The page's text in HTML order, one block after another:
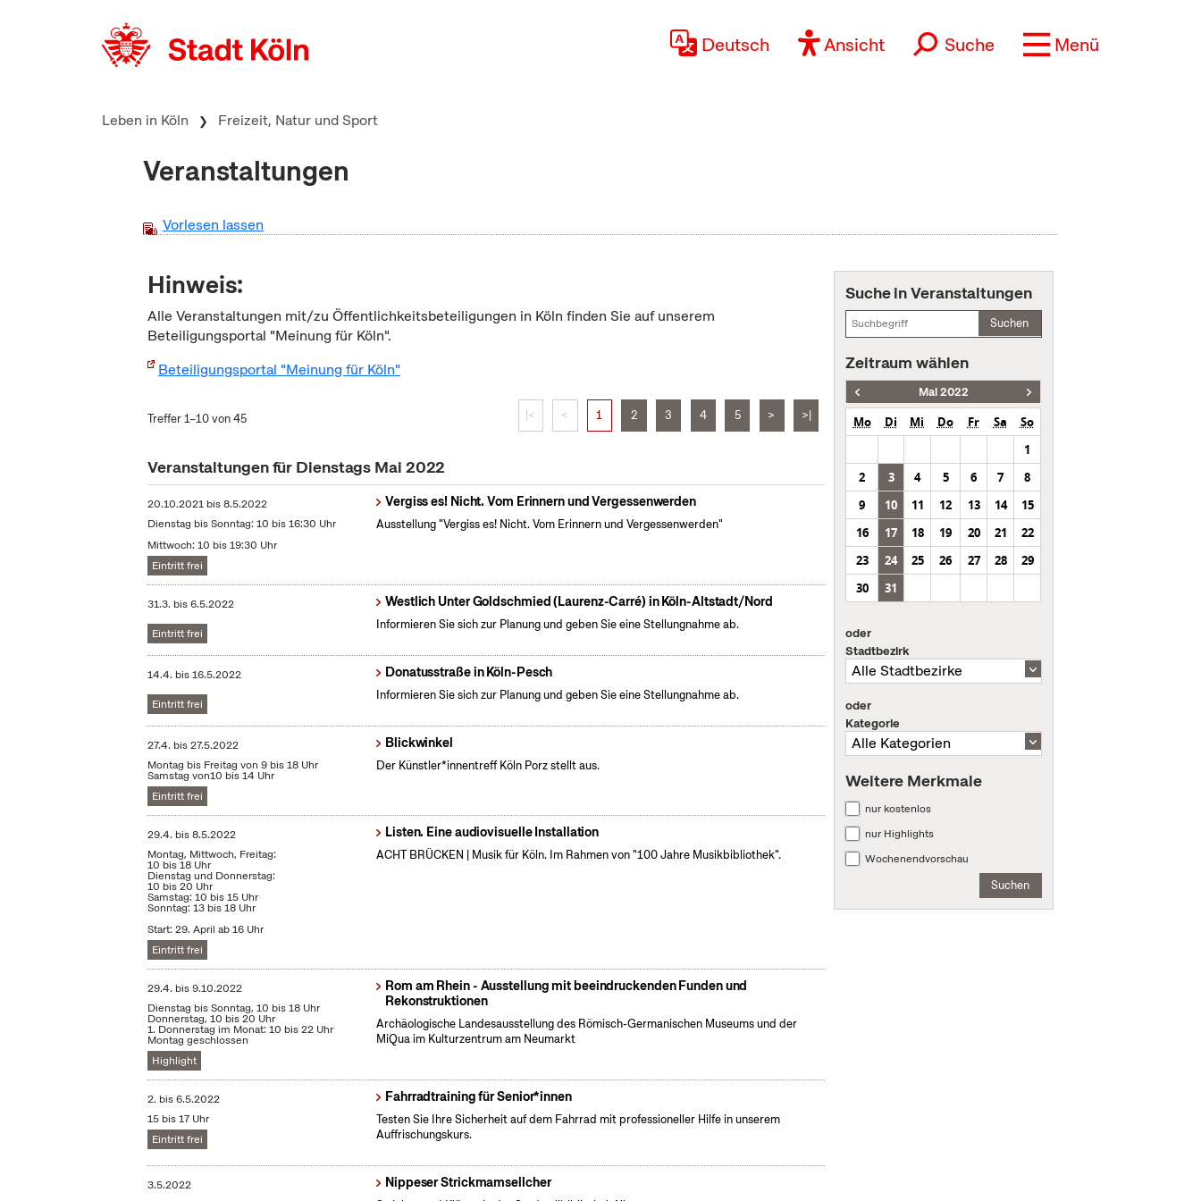
Deutsch Ansicht Suche Menü
Leben in Köln Freizeit, Natur und Sport
Veranstaltungen
Vorlesen lassen
Hinweis:
Alle Veranstaltungen mit/zu Öffentlichkeitsbeteiligungen in Köln finden Sie auf unserem
Beteiligungsportal "Meinung für Köln".
Beteiligungsportal "Meinung für Köln"
Treffer 1–10 von 45 |< < 1 2 3 4 5 > >|
Veranstaltungen für Dienstags Mai 2022
20.10.2021 bis8.5.2022
Dienstag bis Sonntag: 10 bis 16:30 Uhr
Mittwoch: 10 bis 19:30 Uhr
Eintritt frei
Vergiss es! Nicht. Vom Erinnern und Vergessenwerden
Ausstellung "Vergiss es! Nicht. Vom Erinnern und Vergessenwerden"
31.3. bis6.5.2022
Eintritt frei
Westlich Unter Goldschmied (Laurenz-Carré) in Köln-Altstadt/Nord
Informieren Sie sich zur Planung und geben Sie eine Stellungnahme ab.
14.4. bis16.5.2022
Eintritt frei
Donatusstraße in Köln-Pesch
Informieren Sie sich zur Planung und geben Sie eine Stellungnahme ab.
27.4. bis27.5.2022
Montag bis Freitag von 9 bis 18 Uhr
Samstag von10 bis 14 Uhr
Eintritt frei
Blickwinkel
Der Künstler*innentreff Köln Porz stellt aus.
29.4. bis8.5.2022
Montag, Mittwoch, Freitag:
10 bis 18 Uhr
Dienstag und Donnerstag:
10 bis 20 Uhr
Samstag: 10 bis 15 Uhr
Sonntag: 13 bis 18 Uhr
Start: 29. April ab 16 Uhr
Eintritt frei
Listen. Eine audiovisuelle Installation
ACHT BRÜCKEN | Musik für Köln. Im Rahmen von "100 Jahre Musikbibliothek".
29.4. bis9.10.2022
Dienstag bis Sonntag, 10 bis 18 Uhr
Donnerstag, 10 bis 20 Uhr
1. Donnerstag im Monat: 10 bis 22 Uhr
Montag geschlossen
Highlight
Rom am Rhein - Ausstellung mit beeindruckenden Funden und
Rekonstruktionen
Archäologische Landesausstellung des Römisch-Germanischen Museums und der
MiQua im Kulturzentrum am Neumarkt
2. bis6.5.2022
15 bis 17 Uhr
Eintritt frei
Fahrradtraining für Senior*innen
Testen Sie Ihre Sicherheit auf dem Fahrrad mit professioneller Hilfe in unserem
Auffrischungskurs.
3.5.2022
Nippeser Strickmamsellcher
Suche in Veranstaltungen
Suchen
Zeitraum wählen
Mai 2022
Mo Di Mi Do Fr Sa
So
1
2
3 4 5 6 7
8
9
10 11 12 13 14
15
16
17 18 19 20 21
22
23
24 25 26 27 28
29
30
31
oder
Stadtbezirk
oder
Kategorie
Weitere Merkmale
nur kostenlos
nur Highlights
Wochenendvorschau
Suchen